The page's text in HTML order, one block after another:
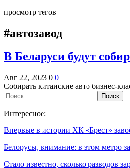
просмотр тегов
#автозавод
В Беларуси будут
Авг 22, 2023 0 0
Собирать китайские авто бизнес-
Интересное:
Впервые в истории ХК «Брест»
Белорусы, внимание: в этом метро
Стало известно, сколько разводов